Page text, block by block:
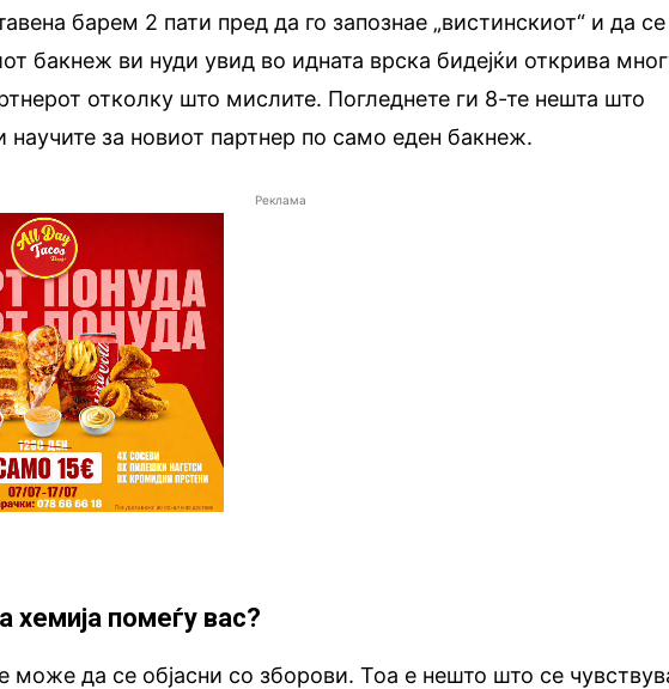
барем 2 пати пред да го запознае „вистинскиот“ и да се
бакнеж ви нуди увид во идната врска бидејќи открива
отколку што мислите. Погледнете ги 8-те нешта што
научите за новиот партнер по само еден бакнеж.
Реклама
хемија помеѓу вас?
може да се објасни со зборови. Тоа е нешто што се